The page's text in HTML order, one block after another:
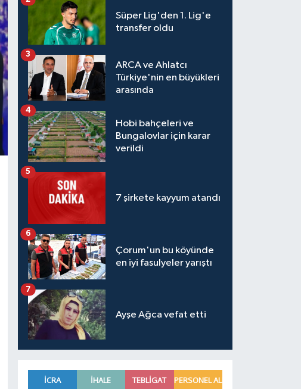
Süper Lig'den 1. Lig'e
transfer oldu
ARCA ve Ahlatcı
Türkiye'nin en büyükleri
arasında
3
Hobi bahçeleri ve
Bungalovlar için karar
verildi
4
7 şirkete kayyum atandı
5
Çorum'un bu köyünde
en iyi fasulyeler yarıştı
6
Ayşe Ağca vefat etti
7